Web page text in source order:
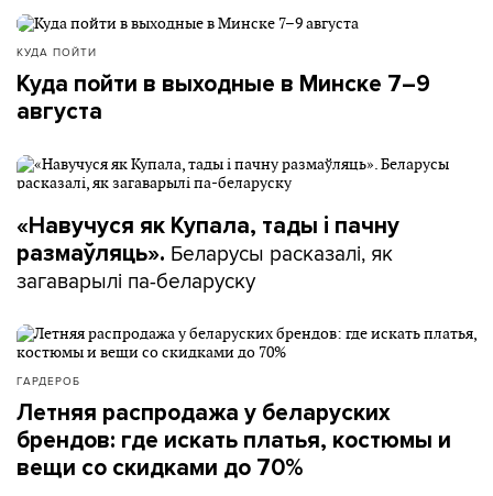
КУДА ПОЙТИ
Куда пойти в выходные в Минске 7–9
августа
«Навучуся як Купала, тады і пачну
размаўляць». Беларусы расказалі, як
загаварылі па-беларуску
ГАРДЕРОБ
Летняя распродажа у беларуских
брендов: где искать платья, костюмы и
вещи со скидками до 70%